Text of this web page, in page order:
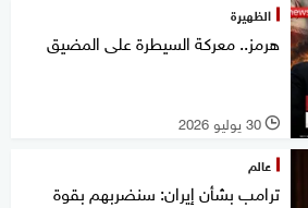
الظهيرة
هرمز.. معركة السيطرة على المضيق
l 30 يوليو 2026
عالم
ترامب بشأن إيران: سنضربهم بقوة